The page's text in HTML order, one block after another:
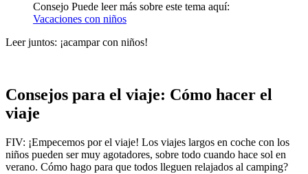
Consejo Puede leer más sobre este tema aquí:
Vacaciones con niños
Leer juntos: ¡acampar con niños!
Consejos para el viaje: Cómo hacer el
viaje
FIV: ¡Empecemos por el viaje! Los viajes largos en coche con los
niños pueden ser muy agotadores, sobre todo cuando hace sol en
verano. Cómo hago para que todos lleguen relajados al camping?